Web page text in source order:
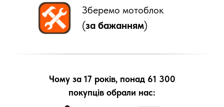
Зберемо мотоблок
(за бажанням)
Чому за 17 років, понад 61 300
покупців обрали нас: